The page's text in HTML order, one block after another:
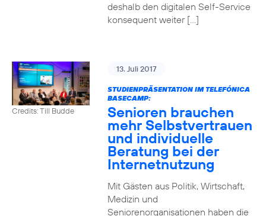
deshalb den digitalen Self-Service
konsequent weiter […]
Credits: Till Budde
13. Juli 2017
STUDIENPRÄSENTATION IM TELEFÓNICA
BASECAMP:
Senioren brauchen
mehr Selbstvertrauen
und individuelle
Beratung bei der
Internetnutzung
Mit Gästen aus Politik, Wirtschaft,
Medizin und
Seniorenorganisationen haben die